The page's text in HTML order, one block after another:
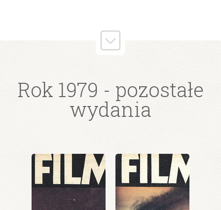
wydanie: 38/1979 wydanie: 38/1979
Rok 1979 - pozostałe
wydania